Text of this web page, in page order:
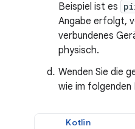
Beispiel ist es
Angabe erfolgt,
verbundenes
physisch.
Wenden Sie die
wie im folgenden
Kotlin